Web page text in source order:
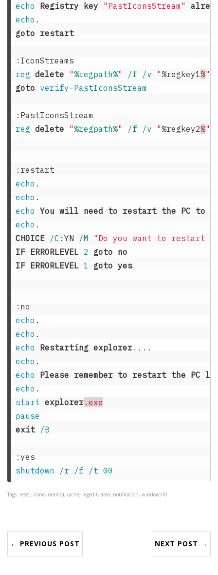
echo
Registry key "PastIconsStream"
echo
goto restart
:IconStreams
reg delete "%regpath%" /f /v "%regkey1%"
goto verify-PastIconsStream
:PastIconsStream
reg delete "%regpath%" /f /v "%regkey2%"
:restart
echo
echo
echo You will need to restart the PC to
echo
CHOICE
/C :YN /M
"Do you want to restart
IF ERRORLEVEL 2 goto no
IF ERRORLEVEL 1 goto yes
:no
echo
echo
echo
Restarting explorer
echo
echo
Please remember to restart the PC
echo
start explorer.exe
pause
exit
/B
:yes
shutdown
/r /f /t 00
Tags: reset, icone, notifica, cache, regedit, area, notification, windows10
← PREVIOUS POST NEXT POST →